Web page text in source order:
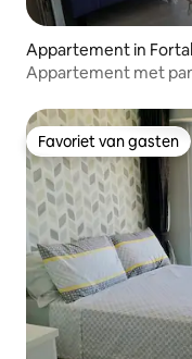
Appartement in
Appartement met
Favoriet van gasten
Favoriet van gasten